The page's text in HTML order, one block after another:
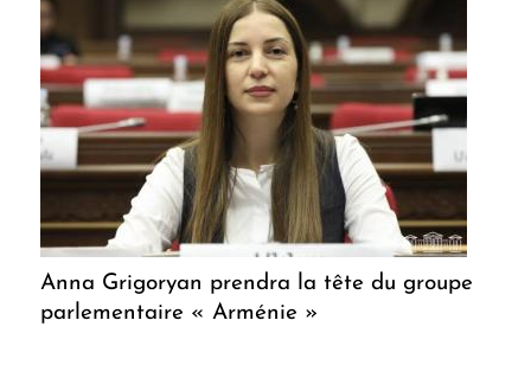
Anna Grigoryan prendra la tête du groupe
parlementaire « Arménie »